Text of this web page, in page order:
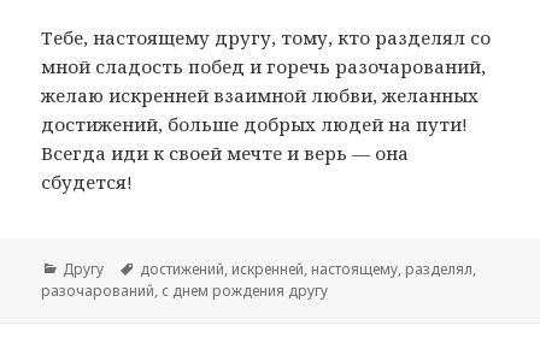
Тебе, настоящему другу, тому, кто разделял со
мной сладость побед и горечь разочарований,
желаю искренней взаимной любви, желанных
достижений, больше добрых людей на пути!
Всегда иди к своей мечте и верь — она
сбудется!
Рубрики
Другу Метки
достижений, искренней, настоящему, разделял,
разочарований, с днем рождения другу